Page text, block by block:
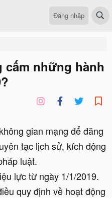
Đăng nhập
cấm những hành
gian mạng để đăng
tạc lịch sử, kích động
luật.
lực từ ngày 1/1/2019.
quy định về hoạt động